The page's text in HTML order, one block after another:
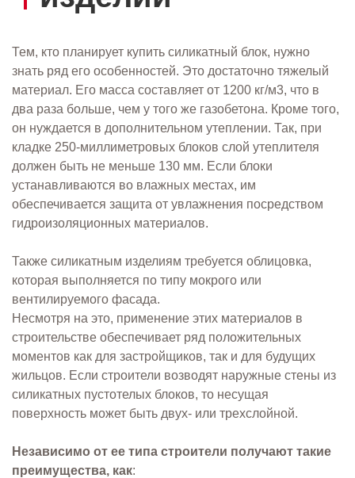
Тем, кто планирует купить силикатный блок, нужно
знать ряд его особенностей. Это достаточно тяжелый
материал. Его масса составляет от 1200 кг/м3, что в
два раза больше, чем у того же газобетона. Кроме того,
он нуждается в дополнительном утеплении. Так, при
кладке 250-миллиметровых блоков слой утеплителя
должен быть не меньше 130 мм. Если блоки
устанавливаются во влажных местах, им
обеспечивается защита от увлажнения посредством
гидроизоляционных материалов.
Также силикатным изделиям требуется облицовка,
которая выполняется по типу мокрого или
вентилируемого фасада.
Несмотря на это, применение этих материалов в
строительстве обеспечивает ряд положительных
моментов как для застройщиков, так и для будущих
жильцов. Если строители возводят наружные стены из
силикатных пустотелых блоков, то несущая
поверхность может быть двух- или трехслойной.
Независимо от ее типа строители получают такие
преимущества, как: